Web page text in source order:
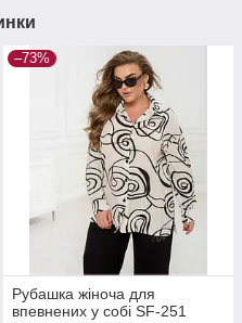
–73%
Рубашка жіноча для
впевнених у собі SF-251